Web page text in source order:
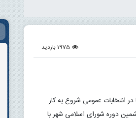
1975 بازدید
همزمان با سراسر کشور اولین دوره شورای اسلامی شهر لردگان نیز در سال 1378 و با انتخاب اعضا در انتخابات عمومی شروع به کار